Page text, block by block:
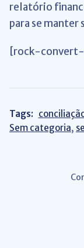
relatório
para se
[rock-
Tags:
Sem categoria,